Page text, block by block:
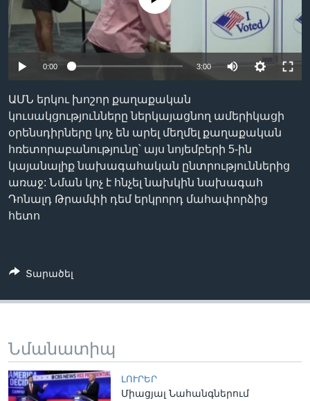
Լեզուներ
0:00 3:00
ԱՄՆ երկու խոշոր քաղաքական
կուսակցությունները ներկայացնող ամերիկացի
օրենսդիրները կոչ են արել մեղմել քաղաքական
հռետորաբանությունը՝ այս նոյեմբերի 5-ին
կայանալիք նախագահական ընտրություններից
առաջ: Նման կոչ է հնչել նախկին նախագահ
Դոնալդ Թրամփի դեմ երկրորդ մահափորձից
հետո
Տարածել
Նմանատիպ
ԼՈՒՐԵՐ
Միացյալ Նահանգներում